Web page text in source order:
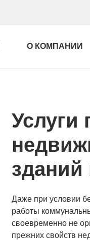
О КОМПАНИИ
Услуги
зданий
Даже при условии
работы
своевременно не
прежних свойств